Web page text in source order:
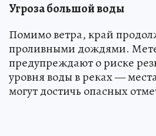
Угроза большой воды
Помимо ветра, край
проливными дождями.
предупреждают о риске
уровня воды в реках —
могут достичь опасных